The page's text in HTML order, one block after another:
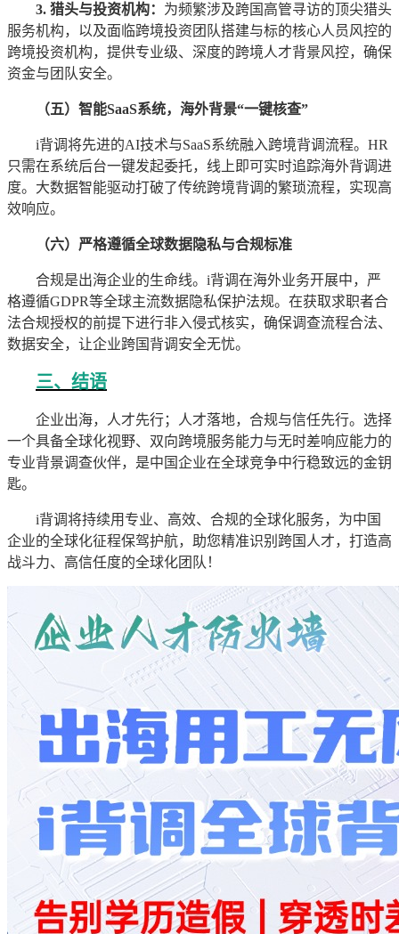
3. 猎头与投资机构： 为频繁涉及跨国高管寻访的顶尖猎头
服务机构，以及面临跨境投资团队搭建与标的核心人员风控的
跨境投资机构，提供专业级、深度的跨境人才背景风控，确保
资金与团队安全。
（五）智能SaaS系统，海外背景“一键核查”
i背调将先进的AI技术与SaaS系统融入跨境背调流程。HR
只需在系统后台一键发起委托，线上即可实时追踪海外背调进
度。大数据智能驱动打破了传统跨境背调的繁琐流程，实现高
效响应。
（六）严格遵循全球数据隐私与合规标准
合规是出海企业的生命线。i背调在海外业务开展中，严
格遵循GDPR等全球主流数据隐私保护法规。在获取求职者合
法合规授权的前提下进行非入侵式核实，确保调查流程合法、
数据安全，让企业跨国背调安全无忧。
三、结语
企业出海，人才先行；人才落地，合规与信任先行。选择
一个具备全球化视野、双向跨境服务能力与无时差响应能力的
专业背景调查伙伴，是中国企业在全球竞争中行稳致远的金钥
匙。
i背调将持续用专业、高效、合规的全球化服务，为中国
企业的全球化征程保驾护航，助您精准识别跨国人才，打造高
战斗力、高信任度的全球化团队！